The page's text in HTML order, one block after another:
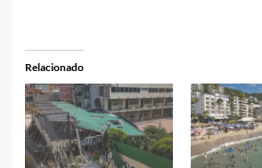
Relacionado